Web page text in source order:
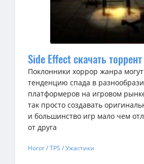
Side Effect скачать торрент
Поклонники хоррор жанра
тенденцию спада в
платформеров на игровом
так просто создавать
и большинство игр мало чем
от друга
Horor / TPS / Ужастики